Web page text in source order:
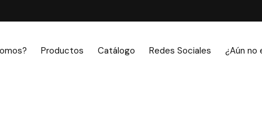
Productos Catálogo Redes Sociales ¿Aún no